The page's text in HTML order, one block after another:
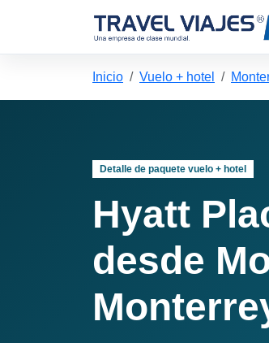
Inicio Vuelo + hotel
Detalle de paquete vuelo + hotel
Hyatt
desde